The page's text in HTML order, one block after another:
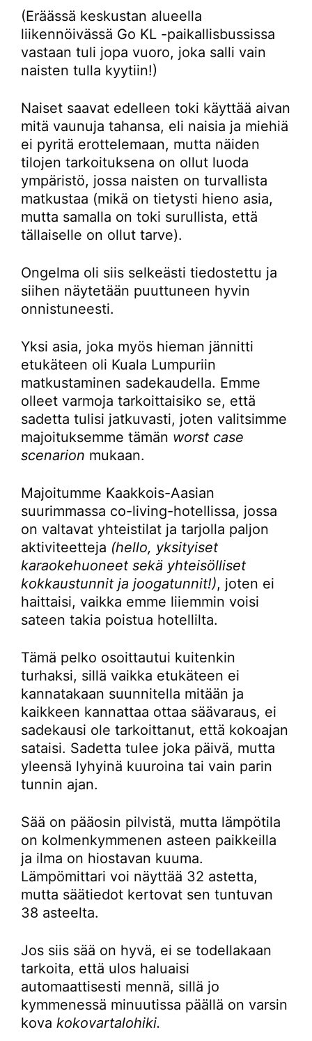
(Eräässä keskustan alueella
liikennöivässä Go KL -paikallisbussissa
vastaan tuli jopa vuoro, joka salli vain
naisten tulla kyytiin!)
Naiset saavat edelleen toki käyttää aivan
mitä vaunuja tahansa, eli naisia ja miehiä
ei pyritä erottelemaan, mutta näiden
tilojen tarkoituksena on ollut luoda
ympäristö, jossa naisten on turvallista
matkustaa (mikä on tietysti hieno asia,
mutta samalla on toki surullista, että
tällaiselle on ollut tarve).
Ongelma oli siis selkeästi tiedostettu ja
siihen näytetään puuttuneen hyvin
onnistuneesti.
Yksi asia, joka myös hieman jännitti
etukäteen oli Kuala Lumpuriin
matkustaminen sadekaudella. Emme
olleet varmoja tarkoittaisiko se, että
sadetta tulisi jatkuvasti, joten valitsimme
majoituksemme tämän worst case
scenarion mukaan.
Majoitumme Kaakkois-Aasian
suurimmassa co-living-hotellissa, jossa
on valtavat yhteistilat ja tarjolla paljon
aktiviteetteja (hello, yksityiset
karaokehuoneet sekä yhteisölliset
kokkaustunnit ja joogatunnit!), joten ei
haittaisi, vaikka emme liiemmin voisi
sateen takia poistua hotellilta.
Tämä pelko osoittautui kuitenkin
turhaksi, sillä vaikka etukäteen ei
kannatakaan suunnitella mitään ja
kaikkeen kannattaa ottaa säävaraus, ei
sadekausi ole tarkoittanut, että kokoajan
sataisi. Sadetta tulee joka päivä, mutta
yleensä lyhyinä kuuroina tai vain parin
tunnin ajan.
Sää on pääosin pilvistä, mutta lämpötila
on kolmenkymmenen asteen paikkeilla
ja ilma on hiostavan kuuma.
Lämpömittari voi näyttää 32 astetta,
mutta säätiedot kertovat sen tuntuvan
38 asteelta.
Jos siis sää on hyvä, ei se todellakaan
tarkoita, että ulos haluaisi
automaattisesti mennä, sillä jo
kymmenessä minuutissa päällä on varsin
kova kokovartalohiki.